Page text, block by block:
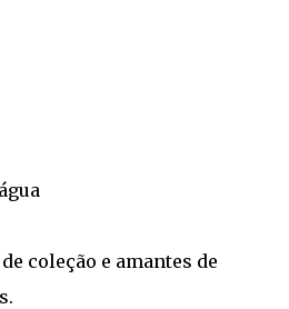
coleção e amantes de